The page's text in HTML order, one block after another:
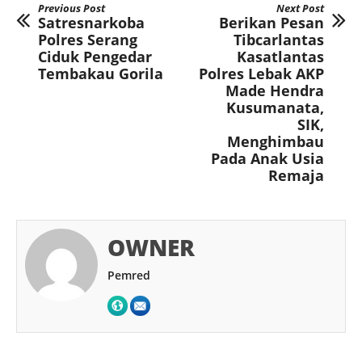
Previous Post
Satresnarkoba
Polres Serang
Ciduk Pengedar
Tembakau Gorila
Next Post
Berikan Pesan
Tibcarlantas
Kasatlantas
Polres Lebak AKP
Made Hendra
Kusumanata,
SIK,
Menghimbau
Pada Anak Usia
Remaja
OWNER
Pemred